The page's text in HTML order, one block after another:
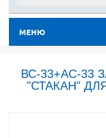
МЕНЮ
ВС-33+AC-
"СТАКАН"